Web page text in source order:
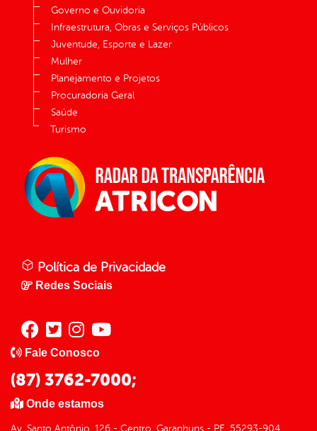
Governo e Ouvidoria
Infraestrutura, Obras e Serviços Públicos
Juventude, Esporte e Lazer
Mulher
Planejamento e Projetos
Procuradoria Geral
Saúde
Turismo
Política de Privacidade
Redes Sociais
Fale Conosco
(87) 3762-7000;
Onde estamos
Av. Santo Antônio, 126 - Centro, Garanhuns - PE, 55293-904